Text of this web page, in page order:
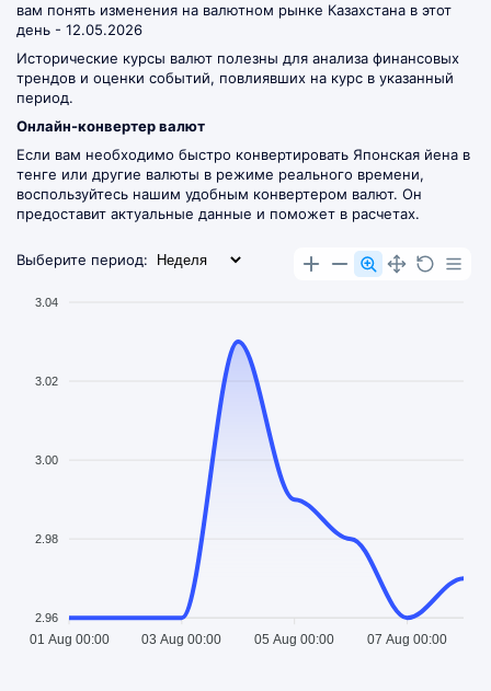
вам понять изменения на валютном рынке Казахстана в этот
день - 12.05.2026
Исторические курсы валют полезны для анализа финансовых
трендов и оценки событий, повлиявших на курс в указанный
период.
Онлайн-конвертер валют
Если вам необходимо быстро конвертировать Японская йена в
тенге или другие валюты в режиме реального времени,
воспользуйтесь нашим удобным конвертером валют. Он
предоставит актуальные данные и поможет в расчетах.
Выберите период:
3.04
3.02
3.00
2.98
2.96
01 Aug 00:00 03 Aug 00:00 05 Aug 00:00 07 Aug 00:00